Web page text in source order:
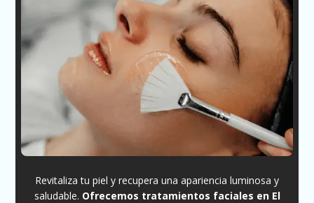
Revitaliza tu piel y recupera una apariencia luminosa y
saludable. Ofrecemos tratamientos faciales en El